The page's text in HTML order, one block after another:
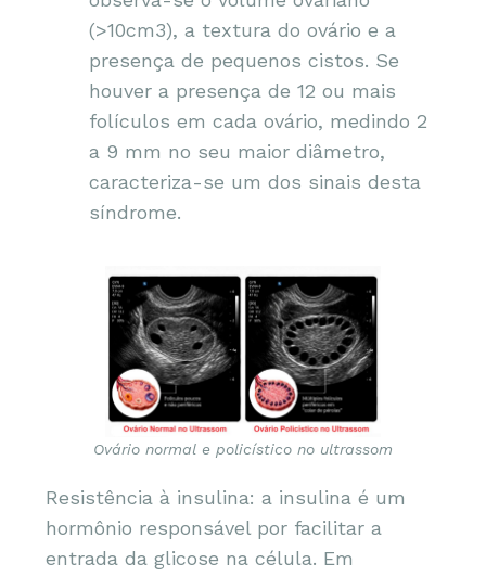
(>10cm3), a textura do ovário e a
presença de pequenos cistos. Se
houver a presença de 12 ou mais
folículos em cada ovário, medindo 2
a 9 mm no seu maior diâmetro,
caracteriza-se um dos sinais desta
síndrome.
Ovário normal e policístico no ultrassom
Resistência à insulina: a insulina é um
hormônio responsável por facilitar a
entrada da glicose na célula. Em